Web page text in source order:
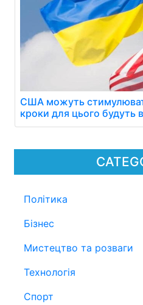
Політика
Бізнес
Мистецтво та розваги
Технологія
Спорт
США можуть
кроки для цього будуть